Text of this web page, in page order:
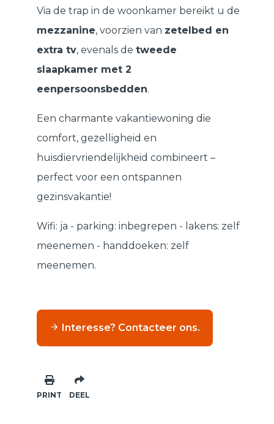
Via de trap in de woonkamer bereikt u de
mezzanine, voorzien van zetelbed en
extra tv, evenals de tweede
slaapkamer met 2
eenpersoonsbedden.
Een charmante vakantiewoning die
comfort, gezelligheid en
huisdiervriendelijkheid combineert –
perfect voor een ontspannen
gezinsvakantie!
Wifi: ja - parking: inbegrepen - lakens: zelf
meenemen - handdoeken: zelf
meenemen.
Interesse? Contacteer ons.
PRINT DEEL